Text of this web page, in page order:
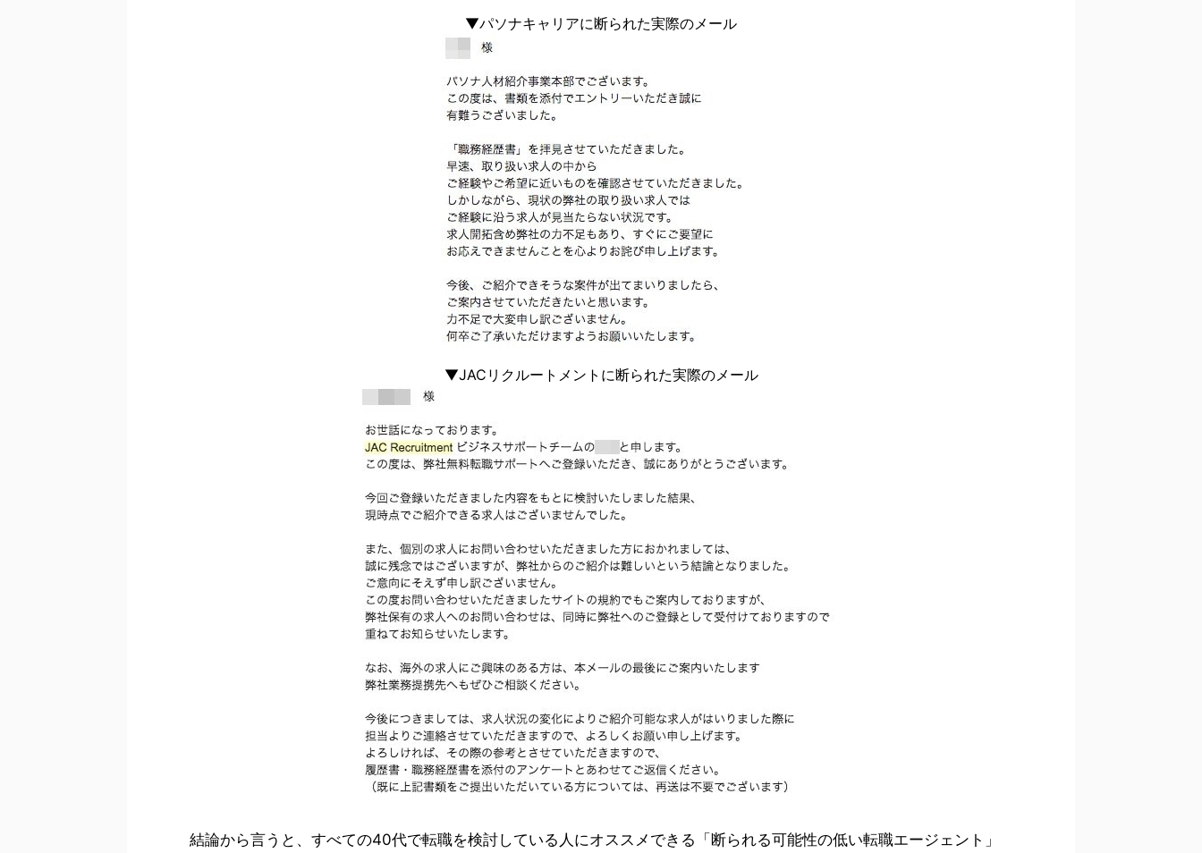
▼パソナキャリアに断られた実際のメール
▼JACリクルートメントに断られた実際のメール
結論から言うと、すべての40代で転職を検討している人にオススメできる「断られる可能性の低い転職エージェント」